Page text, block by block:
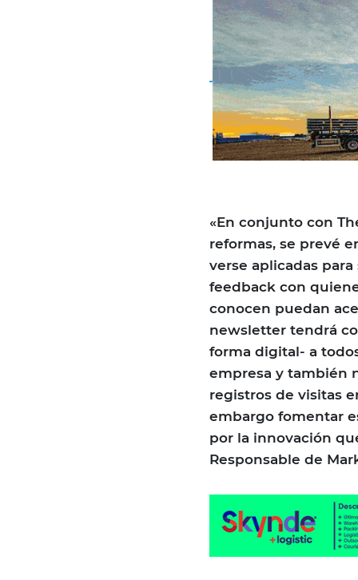
«En conjunto con
reformas, se prevé
verse aplicadas
feedback con
conocen puedan
newsletter tendrá
forma digital- a
empresa y también
registros de visitas
embargo fomentar
por la innovación
Responsable de